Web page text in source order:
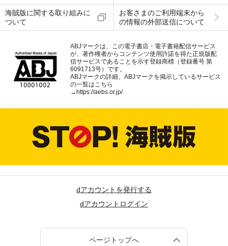
海賊版に関する取り組みに
ついて
お客さまのご利用端末から
の情報の外部送信について
ABJマークは、この電子書店・電子書籍配信サービス
が、著作権者からコンテンツ使用許諾を得た正規版配
信サービスであることを示す登録商標（登録番号 第
6091713号）です。
ABJマークの詳細、ABJマークを掲示しているサービス
の一覧はこちら
→ https://aebs.or.jp/
dアカウントを発行する
dアカウントログイン
ページトップへ